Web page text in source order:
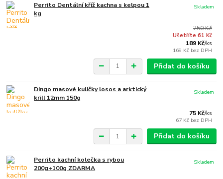
Perrito Dentální kříž kachna s kelpou 1
kg
250 Kč
Ušetříte 61 Kč
189 Kč/ks
169 Kč bez DPH
Skladem
Přidat do košíku
Dingo masové kuličky losos a arktický
krill 12mm 150g
75 Kč/ks
67 Kč bez DPH
Skladem
Přidat do košíku
Perrito kachní kolečka s rybou
200g+100g ZDARMA
Skladem